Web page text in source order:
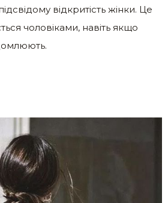
відкритість жінки. Це
чоловіками, навіть якщо